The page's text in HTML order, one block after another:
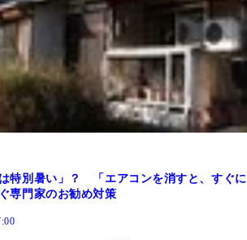
特別暑い」？ 「エアコンを消すと、すぐに
専門家のお勧め対策